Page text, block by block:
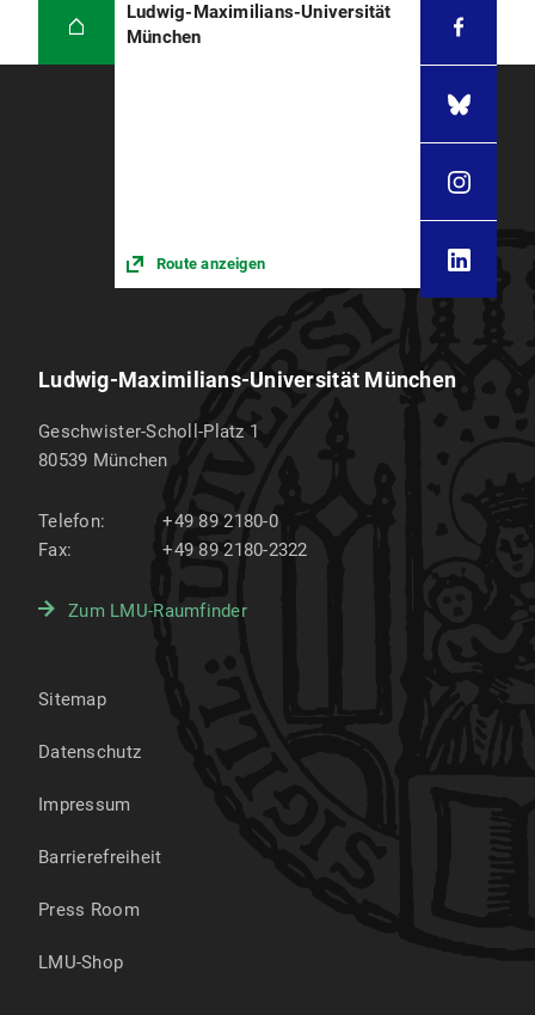
Ludwig-Maximilians-Universität
München
Route anzeigen
Ludwig-Maximilians-Universität München
Geschwister-Scholl-Platz 1
80539 München
Telefon:
+49 89 2180-0
Fax:
+49 89 2180-2322
Zum LMU-Raumfinder
Sitemap
Datenschutz
Impressum
Barrierefreiheit
Press Room
LMU-Shop